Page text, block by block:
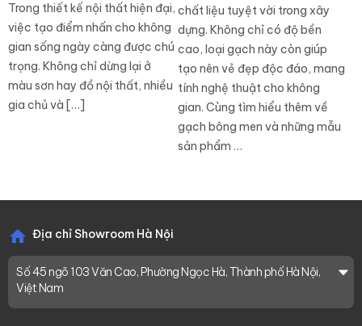
Trong thiết kế nội thất hiện đại,
việc tạo điểm nhấn cho không
gian sống ngày càng được chú
trọng. Không chỉ dừng lại ở
màu sơn hay đồ nội thất, nhiều
gia chủ và […]
chất liệu tuyệt vời trong xây
dựng. Không chỉ có độ bền
cao, loại gạch này còn giúp
tạo nên vẻ đẹp độc đáo, mang
tính nghệ thuật cho không
gian. Cùng tìm hiểu thêm về
gạch bông men và những mẫu
sản phẩm …
Địa chỉ Showroom Hà Nội
Số 45 ngõ 103 Văn Cao, Phường Ngọc Hà, Thành phố Hà Nội,
Việt Nam